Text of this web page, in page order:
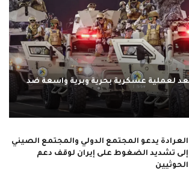
لعملية عسكرية بحرية وبرية واسعة ضد
العرادة يدعو المجتمع الدولي والمجتمع الصيني
إلى تشديد الضغوط على إيران لوقف دعم
الحوثيين